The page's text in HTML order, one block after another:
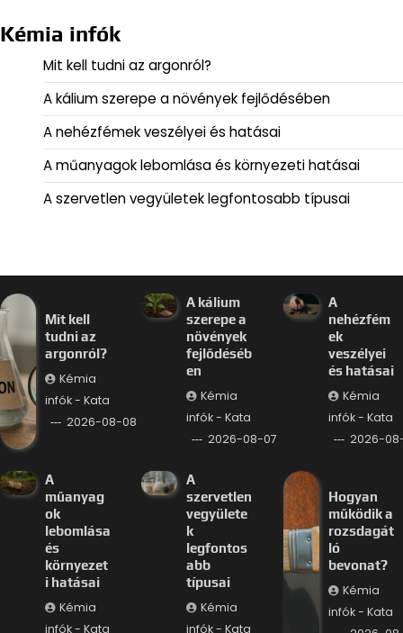
Kémia infók
Mit kell tudni az argonról?
A kálium szerepe a növények fejlődésében
A nehézfémek veszélyei és hatásai
A műanyagok lebomlása és környezeti hatásai
A szervetlen vegyületek legfontosabb típusai
Mit kell
tudni az
argonról?
Kémia
infók - Kata
2026-08-08
A kálium
szerepe a
növények
fejlődéséb
en
Kémia
infók - Kata
2026-08-07
A
nehézfém
ek
veszélyei
és hatásai
Kémia
infók - Kata
2026-
A
műanyag
ok
lebomlása
és
környezet
i hatásai
Kémia
infók - Kata
A
szervetlen
vegyülete
k
legfontos
abb
típusai
Kémia
infók - Kata
Hogyan
működik a
rozsdagát
ló
bevonat?
Kémia
infók - Kata